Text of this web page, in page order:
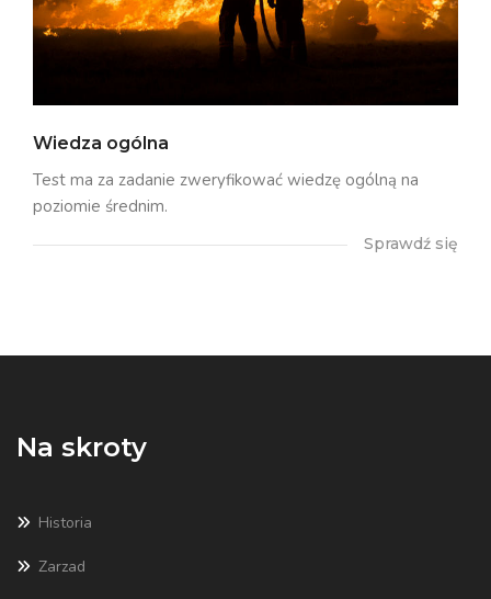
Wiedza ogólna
Test ma za zadanie zweryfikować wiedzę ogólną na
poziomie średnim.
Sprawdź się
Na skroty
Historia
Zarzad